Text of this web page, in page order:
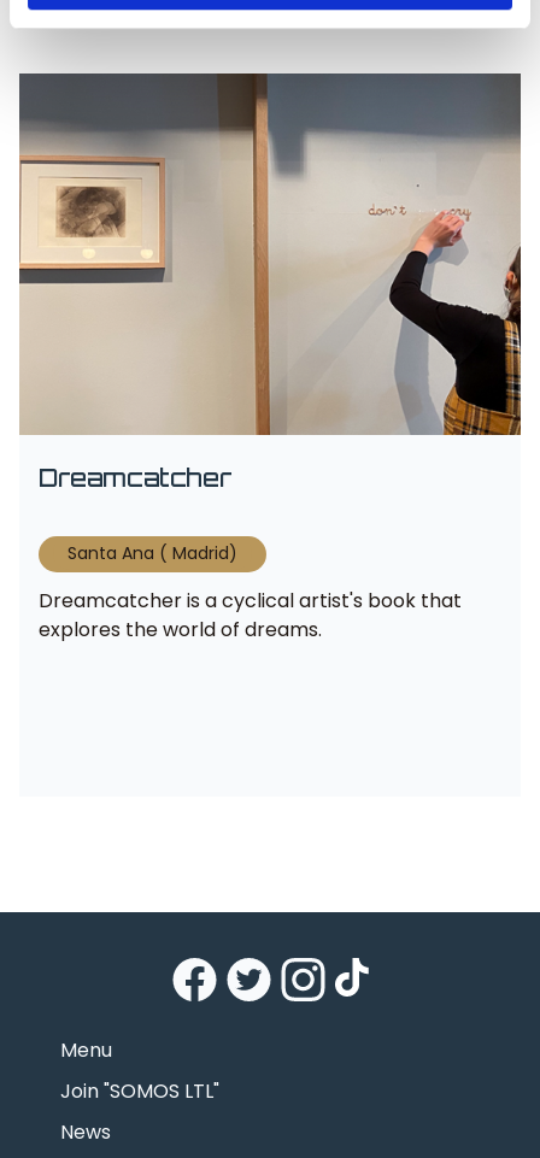
Related news
Dreamcatcher
Santa Ana ( Madrid)
Dreamcatcher is a cyclical artist's book that
explores the world of dreams.
Menu
Join "SOMOS LTL"
News